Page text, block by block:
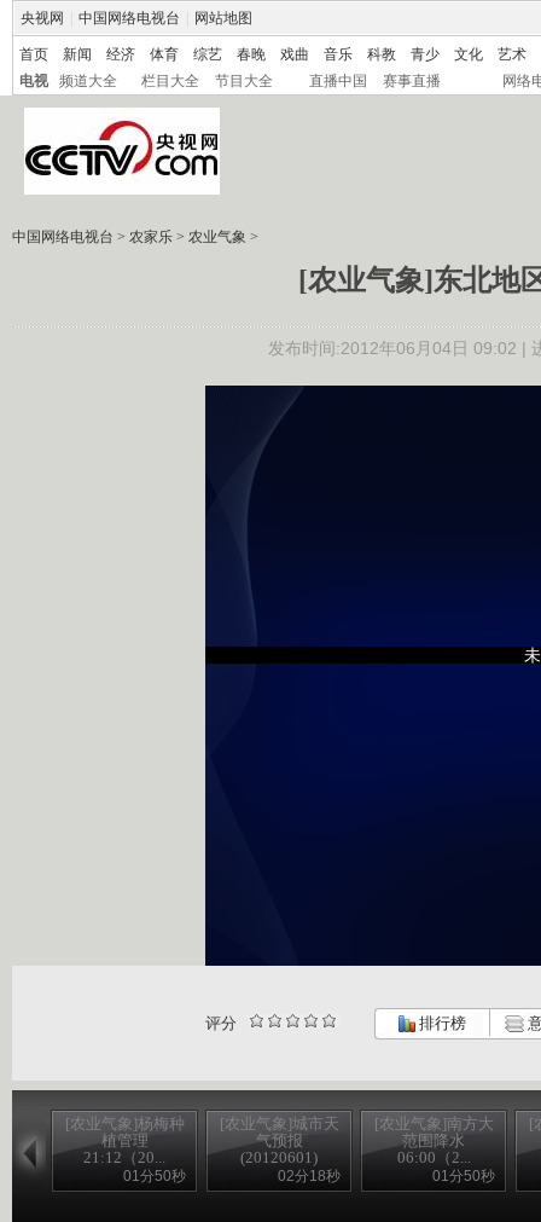
央视网 中国网络电视台 网站地图
首页 新闻 经济 体育 综艺 春晚 戏曲 音乐 科教 青少 文化
艺术
电视
频道大全 栏目大全 节目大全 直播中国 赛事直播 网络
中国网络电视台 > 农家乐 > 农业气象 >
[农业气象]东北地
发布时间:2012年06月04日 09:02 |
评分 排行榜
[农业气象]杨梅种
植管理
21:12（20...
01分50秒
[农业气象]城市天
气预报
(20120601)
02分18秒
[农业气象]南方大
范围降水
06:00（2...
01分50秒
[